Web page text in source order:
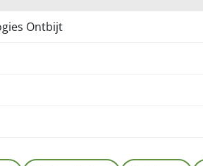
Ontbijt